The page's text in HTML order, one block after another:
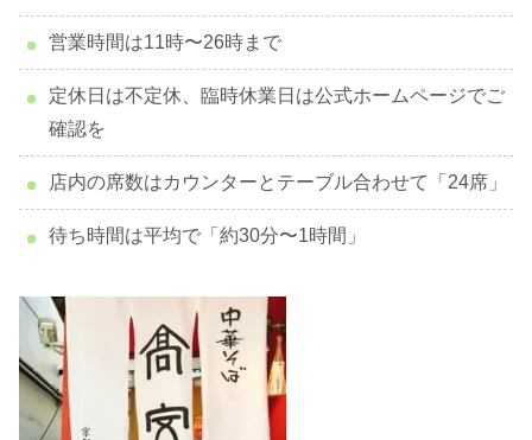
営業時間は11時〜26時まで
定休日は不定休、臨時休業日は公式ホームページでご
確認を
店内の席数はカウンターとテーブル合わせて「24席」
待ち時間は平均で「約30分〜1時間」